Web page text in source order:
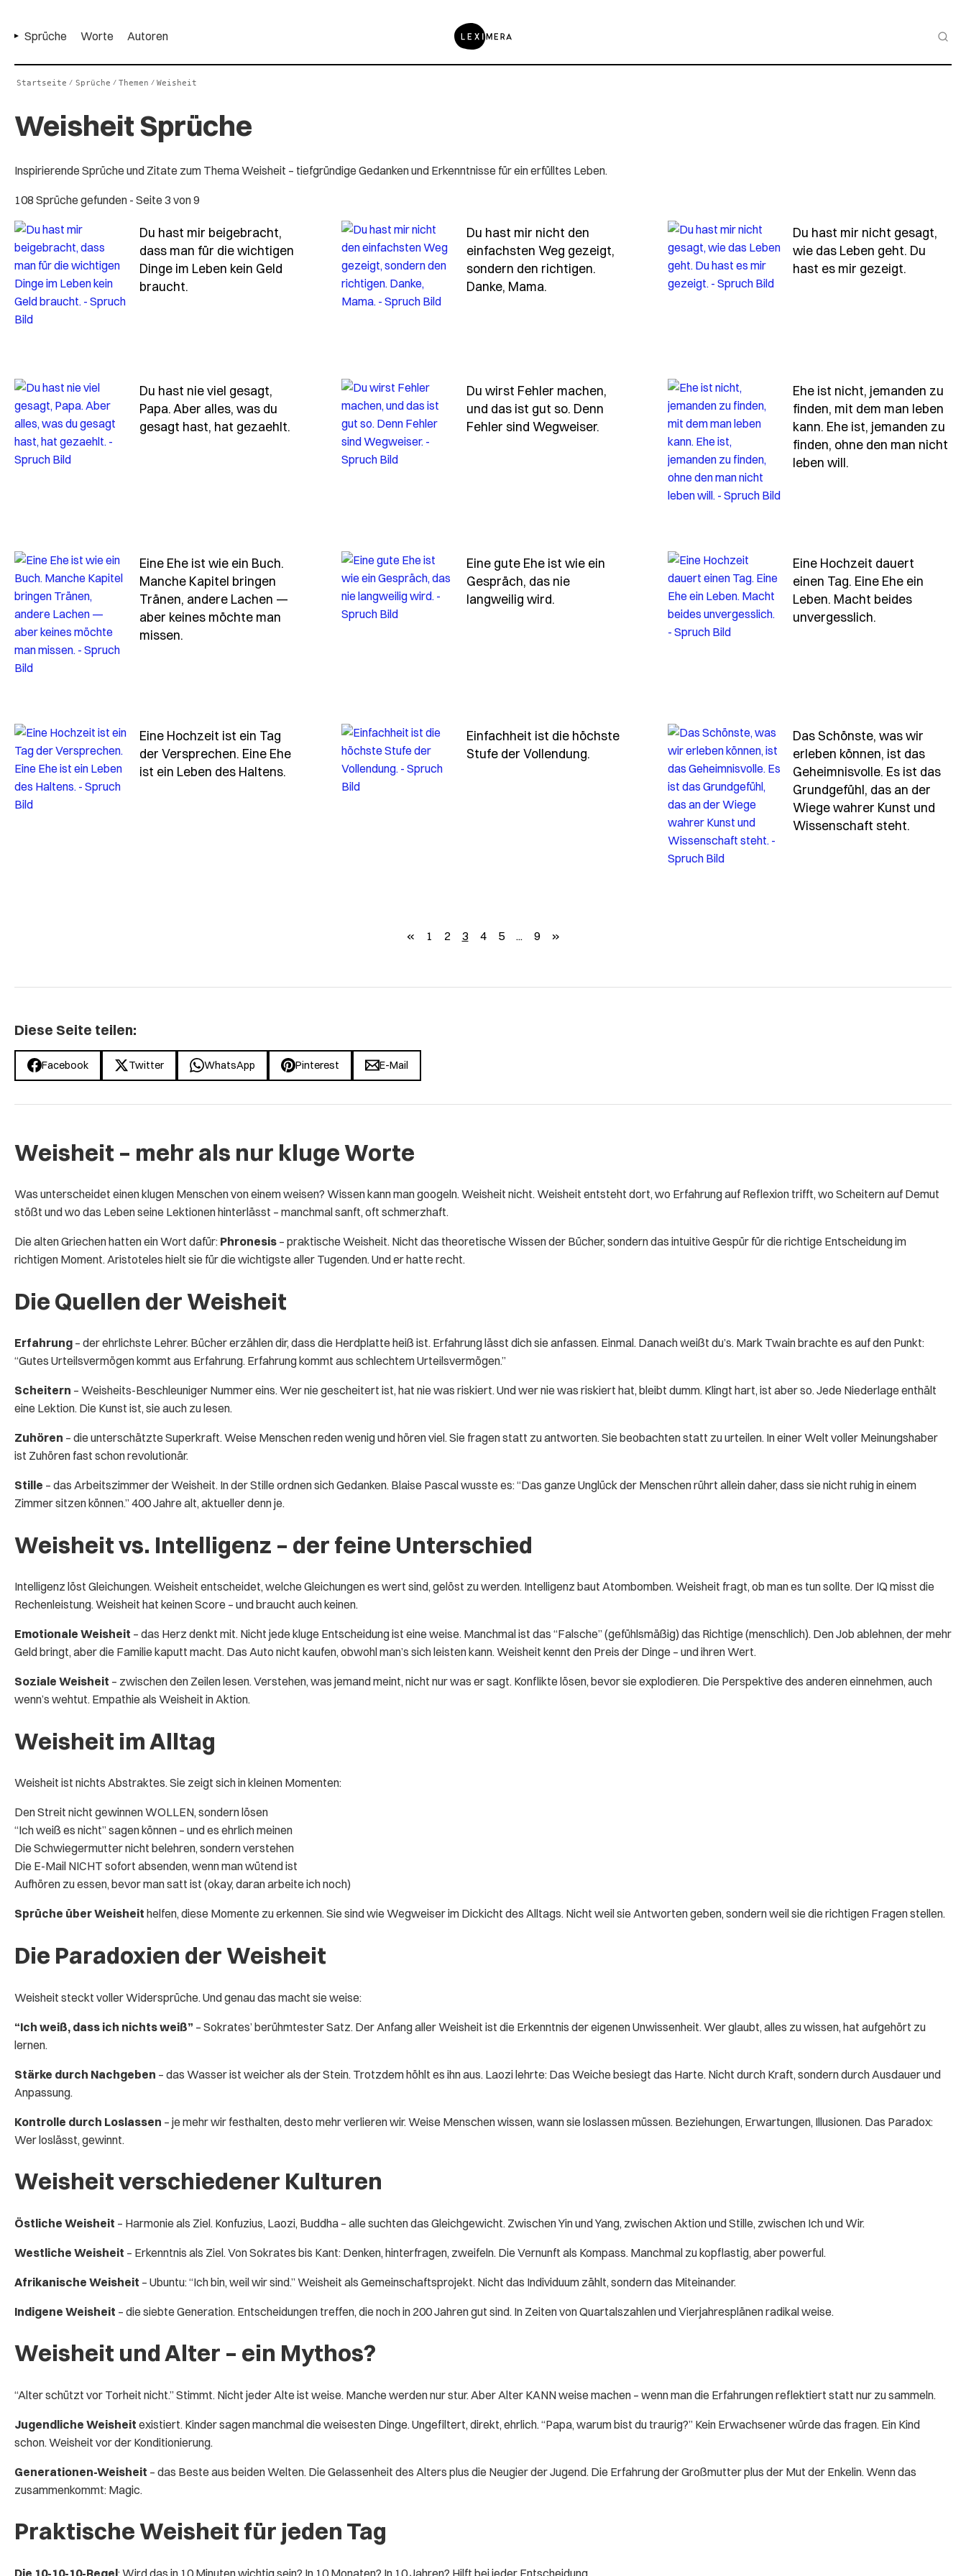
Sprüche Worte Autoren
Startseite / Sprüche / Themen / Weisheit
Weisheit Sprüche
Inspirierende Sprüche und Zitate zum Thema Weisheit – tiefgründige Gedanken und Erkenntnisse für ein erfülltes Leben.
108 Sprüche gefunden - Seite 3 von 9
Du hast mir beigebracht,
dass man für die wichtigen
Dinge im Leben kein Geld
braucht. - Spruch du-hast-mir-beigebracht-dass-man-fuer-die-wichtigen-dinge-im
Du hast mir nicht den
einfachsten Weg gezeigt,
sondern den richtigen.
Danke, Mama. - Spruch du-hast-mir-nicht-den-einfachsten-weg-gezeigt-sondern-
Du hast mir nicht gesagt,
wie das Leben geht. Du
hast es mir gezeigt.
Du hast nie viel gesagt,
Papa. Aber alles, was du
gesagt hast, hat gezaehlt. - Spruch du-hast-nie-viel-gesagt-papa-aber-alles-was-du-gesagt-hast-h
Du wirst Fehler machen,
und das ist gut so. Denn
Fehler sind Wegweiser. - Spruch du-wirst-fehler-machen-und-das-ist-gut-so-denn-
Ehe ist nicht, jemanden zu
finden, mit dem man leben
kann. Ehe ist, jemanden zu
finden, ohne den man nicht
leben will.
Eine Ehe ist wie ein Buch.
Manche Kapitel bringen
Tränen, andere Lachen —
aber keines möchte man
missen.
Eine gute Ehe ist wie ein
Gespräch, das nie
langweilig wird. - Spruch eine-gute-ehe-ist-wie-ein-gespraech-das
Eine Hochzeit dauert
einen Tag. Eine Ehe ein
Leben. Macht beides
unvergesslich.
Eine Hochzeit ist ein Tag
der Versprechen. Eine Ehe
ist ein Leben des Haltens. - Spruch eine-hochzeit-ist-ein-tag-der-versprechen-eine
Einfachheit ist die höchste
Stufe der Vollendung. - Spruch einfachheit-ist-die-hoechste-stufe-der-vollendung
Das Schönste, was wir
erleben können, ist das
Geheimnisvolle. Es ist das
Grundgefühl, das an der
Wiege wahrer Kunst und
Wissenschaft steht.
«zurück
1 2 3 4 5 ... 9 »weiter
Diese Seite teilen:
Facebook Twitter WhatsApp Pinterest E-Mail
Weisheit – mehr als nur kluge Worte
Was unterscheidet einen klugen Menschen von einem weisen? Wissen kann man googeln. Weisheit nicht. Weisheit entsteht dort, wo Erfahrung auf Reflexion trifft, wo Scheitern auf Demut
stößt und wo das Leben seine Lektionen hinterlässt – manchmal sanft, oft schmerzhaft.
Die alten Griechen hatten ein Wort dafür: Phronesis – praktische Weisheit. Nicht das theoretische Wissen der Bücher, sondern das intuitive Gespür für die richtige Entscheidung im
richtigen Moment. Aristoteles hielt sie für die wichtigste aller Tugenden. Und er hatte recht.
Die Quellen der Weisheit
Erfahrung – der ehrlichste Lehrer. Bücher erzählen dir, dass die Herdplatte heiß ist. Erfahrung lässt dich sie anfassen. Einmal. Danach weißt du’s. Mark Twain brachte es auf den Punkt:
“Gutes Urteilsvermögen kommt aus Erfahrung. Erfahrung kommt aus schlechtem Urteilsvermögen.”
Scheitern – Weisheits-Beschleuniger Nummer eins. Wer nie gescheitert ist, hat nie was riskiert. Und wer nie was riskiert hat, bleibt dumm. Klingt hart, ist aber so. Jede Niederlage enthält
eine Lektion. Die Kunst ist, sie auch zu lesen.
Zuhören – die unterschätzte Superkraft. Weise Menschen reden wenig und hören viel. Sie fragen statt zu antworten. Sie beobachten statt zu urteilen. In einer Welt voller Meinungshaber
ist Zuhören fast schon revolutionär.
Stille – das Arbeitszimmer der Weisheit. In der Stille ordnen sich Gedanken. Blaise Pascal wusste es: “Das ganze Unglück der Menschen rührt allein daher, dass sie nicht ruhig in einem
Zimmer sitzen können.” 400 Jahre alt, aktueller denn je.
Weisheit vs. Intelligenz – der feine Unterschied
Intelligenz löst Gleichungen. Weisheit entscheidet, welche Gleichungen es wert sind, gelöst zu werden. Intelligenz baut Atombomben. Weisheit fragt, ob man es tun sollte. Der IQ misst die
Rechenleistung. Weisheit hat keinen Score – und braucht auch keinen.
Emotionale Weisheit – das Herz denkt mit. Nicht jede kluge Entscheidung ist eine weise. Manchmal ist das “Falsche” (gefühlsmäßig) das Richtige (menschlich). Den Job ablehnen, der mehr
Geld bringt, aber die Familie kaputt macht. Das Auto nicht kaufen, obwohl man’s sich leisten kann. Weisheit kennt den Preis der Dinge – und ihren Wert.
Soziale Weisheit – zwischen den Zeilen lesen. Verstehen, was jemand meint, nicht nur was er sagt. Konflikte lösen, bevor sie explodieren. Die Perspektive des anderen einnehmen, auch
wenn’s wehtut. Empathie als Weisheit in Aktion.
Weisheit im Alltag
Weisheit ist nichts Abstraktes. Sie zeigt sich in kleinen Momenten:
Den Streit nicht gewinnen WOLLEN, sondern lösen
“Ich weiß es nicht” sagen können – und es ehrlich meinen
Die Schwiegermutter nicht belehren, sondern verstehen
Die E-Mail NICHT sofort absenden, wenn man wütend ist
Aufhören zu essen, bevor man satt ist (okay, daran arbeite ich noch)
Sprüche über Weisheit helfen, diese Momente zu erkennen. Sie sind wie Wegweiser im Dickicht des Alltags. Nicht weil sie Antworten geben, sondern weil sie die richtigen Fragen stellen.
Die Paradoxien der Weisheit
Weisheit steckt voller Widersprüche. Und genau das macht sie weise:
“Ich weiß, dass ich nichts weiß” – Sokrates’ berühmtester Satz. Der Anfang aller Weisheit ist die Erkenntnis der eigenen Unwissenheit. Wer glaubt, alles zu wissen, hat aufgehört zu
lernen.
Stärke durch Nachgeben – das Wasser ist weicher als der Stein. Trotzdem höhlt es ihn aus. Laozi lehrte: Das Weiche besiegt das Harte. Nicht durch Kraft, sondern durch Ausdauer und
Anpassung.
Kontrolle durch Loslassen – je mehr wir festhalten, desto mehr verlieren wir. Weise Menschen wissen, wann sie loslassen müssen. Beziehungen, Erwartungen, Illusionen. Das Paradox:
Wer loslässt, gewinnt.
Weisheit verschiedener Kulturen
Östliche Weisheit – Harmonie als Ziel. Konfuzius, Laozi, Buddha – alle suchten das Gleichgewicht. Zwischen Yin und Yang, zwischen Aktion und Stille, zwischen Ich und Wir.
Westliche Weisheit – Erkenntnis als Ziel. Von Sokrates bis Kant: Denken, hinterfragen, zweifeln. Die Vernunft als Kompass. Manchmal zu kopflastig, aber powerful.
Afrikanische Weisheit – Ubuntu: “Ich bin, weil wir sind.” Weisheit als Gemeinschaftsprojekt. Nicht das Individuum zählt, sondern das Miteinander.
Indigene Weisheit – die siebte Generation. Entscheidungen treffen, die noch in 200 Jahren gut sind. In Zeiten von Quartalszahlen und Vierjahresplänen radikal weise.
Weisheit und Alter – ein Mythos?
“Alter schützt vor Torheit nicht.” Stimmt. Nicht jeder Alte ist weise. Manche werden nur stur. Aber Alter KANN weise machen – wenn man die Erfahrungen reflektiert statt nur zu sammeln.
Jugendliche Weisheit existiert. Kinder sagen manchmal die weisesten Dinge. Ungefiltert, direkt, ehrlich. “Papa, warum bist du traurig?” Kein Erwachsener würde das fragen. Ein Kind
schon. Weisheit vor der Konditionierung.
Generationen-Weisheit – das Beste aus beiden Welten. Die Gelassenheit des Alters plus die Neugier der Jugend. Die Erfahrung der Großmutter plus der Mut der Enkelin. Wenn das
zusammenkommt: Magic.
Praktische Weisheit für jeden Tag
Die 10-10-10-Regel: Wird das in 10 Minuten wichtig sein? In 10 Monaten? In 10 Jahren? Hilft bei jeder Entscheidung.